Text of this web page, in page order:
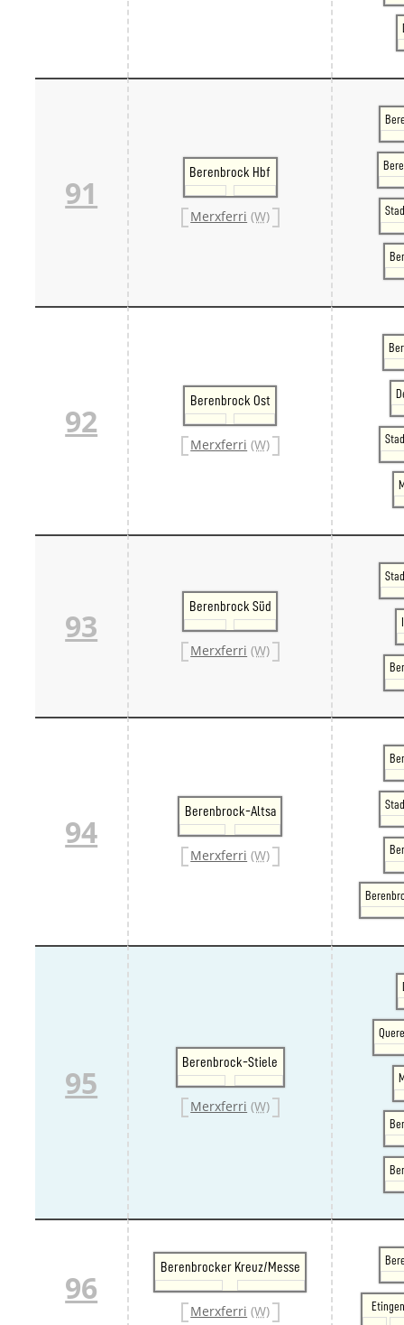
91
Berenbrock Hbf
Merxferri (W)
92
Berenbrock Ost
Merxferri (W)
93
Berenbrock Süd
Merxferri (W)
94
Berenbrock-Altsa
Merxferri (W)
95
Berenbrock-Stiele
Merxferri (W)
96
Berenbrocker Kreuz/Messe
Merxferri (W) Etingen